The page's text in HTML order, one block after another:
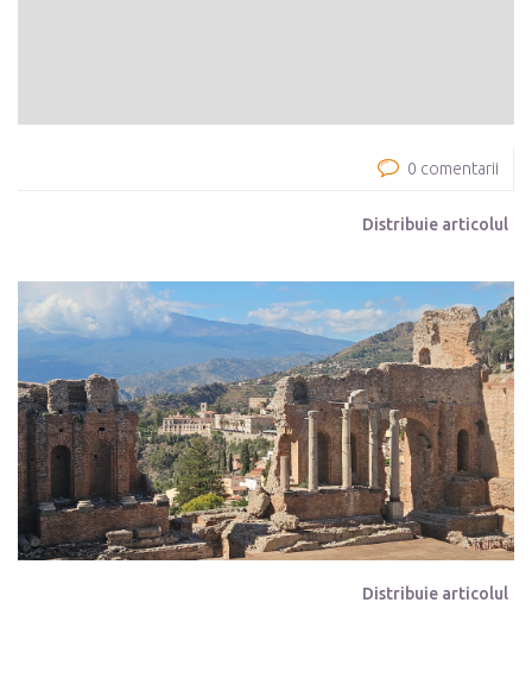
0 comentarii
Distribuie articolul
Distribuie articolul